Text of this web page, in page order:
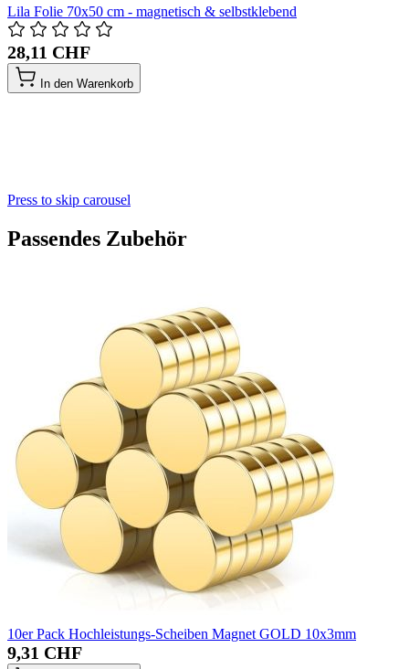
Lila Folie 70x50 cm - magnetisch & selbstklebend
28,11 CHF
In den Warenkorb
Press to skip carousel
Passendes Zubehör
10er Pack Hochleistungs-Scheiben Magnet GOLD 10x3mm
9,31 CHF